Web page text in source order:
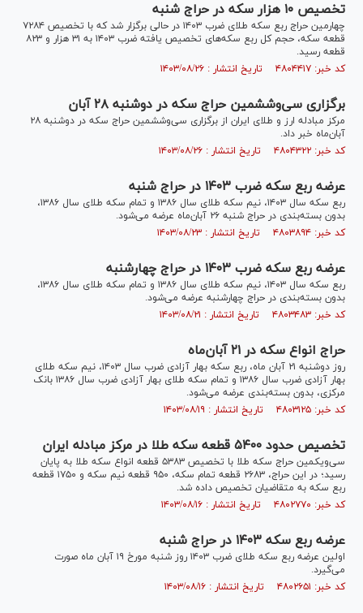
تخصیص ۱۰ هزار سکه در حراج شنبه
چهارمین حراج ربع سکه طلای ضرب ۱۴۰۳ در حالی برگزار شد که با تخصیص ۷۲۸۴
قطعه سکه، حجم کل ربع سکه‌های تخصیص یافته ضرب ۱۴۰۳ به ۳۱ هزار و ۸۲۳
قطعه رسید.
کد خبر: ۴۸۰۴۴۱۷ تاریخ انتشار : ۱۴۰۳/۰۸/۲۶
برگزاری سی‌و‌ششمین حراج سکه در دوشنبه ۲۸ آبان
مرکز مبادله ارز و طلای ایران از برگزاری سی‌و‌ششمین حراج سکه در دوشنبه ۲۸
آبان‌ماه خبر داد.
کد خبر: ۴۸۰۴۳۲۲ تاریخ انتشار : ۱۴۰۳/۰۸/۲۶
عرضه ربع سکه ضرب ۱۴۰۳ در حراج شنبه
ربع سکه سال ۱۴۰۳، نیم سکه طلای سال ۱۳۸۶ و تمام سکه طلای سال ۱۳۸۶،
بدون بسته‌بندی در حراج شنبه ۲۶ آبان‌ماه عرضه می‌شود.
کد خبر: ۴۸۰۳۸۹۴ تاریخ انتشار : ۱۴۰۳/۰۸/۲۳
عرضه ربع سکه ضرب ۱۴۰۳ در حراج چهارشنبه
ربع سکه سال ۱۴۰۳، نیم سکه طلای سال ۱۳۸۶ و تمام سکه طلای سال ۱۳۸۶،
بدون بسته‌بندی در حراج چهارشنبه عرضه می‌شود.
کد خبر: ۴۸۰۳۴۸۳ تاریخ انتشار : ۱۴۰۳/۰۸/۲۱
حراج انواع سکه در ۲۱ آبان‌ماه
روز دوشنبه ۲۱ آبان ماه، ربع سکه بهار آزادی ضرب سال ۱۴۰۳، نیم سکه طلای
بهار آزادی ضرب سال ۱۳۸۶ و تمام سکه طلای بهار آزادی ضرب سال ۱۳۸۶ بانک
مرکزی، بدون بسته‌بندی عرضه می‌شود.
کد خبر: ۴۸۰۳۱۲۵ تاریخ انتشار : ۱۴۰۳/۰۸/۱۹
تخصیص حدود ۵۴۰۰ قطعه سکه طلا در مرکز مبادله ایران
سی‌ویکمین حراج سکه طلا با تخصیص ۵۳۸۳ قطعه انواع سکه طلا به پایان
رسید؛ در این حراج، ۲۶۸۳ قطعه تمام سکه، ۹۵۰ قطعه نیم سکه و ۱۷۵۰ قطعه
ربع سکه به متقاضیان تخصیص داده شد.
کد خبر: ۴۸۰۲۷۷۰ تاریخ انتشار : ۱۴۰۳/۰۸/۱۶
عرضه ربع سکه ۱۴۰۳ در حراج شنبه
اولین عرضه ربع سکه طلای ضرب ۱۴۰۳ روز شنبه مورخ ۱۹ آبان ماه صورت
می‌گیرد.
کد خبر: ۴۸۰۲۶۵۱ تاریخ انتشار : ۱۴۰۳/۰۸/۱۶